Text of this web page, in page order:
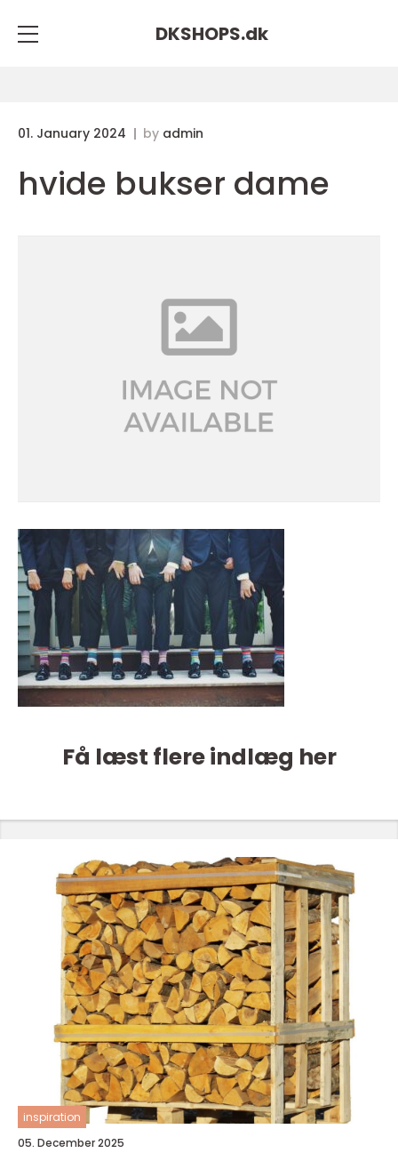
DKSHOPS.dk
01. January 2024 by admin
hvide bukser dame
Få læst flere indlæg her
inspiration
05. December 2025